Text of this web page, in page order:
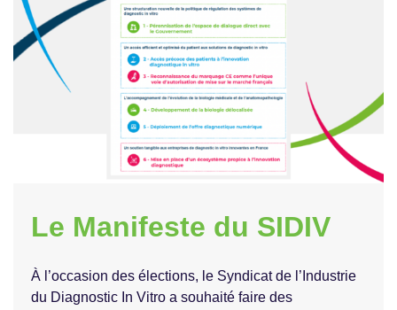
Le Manifeste du SIDIV
À l’occasion des élections, le Syndicat de l’Industrie
du Diagnostic In Vitro a souhaité faire des